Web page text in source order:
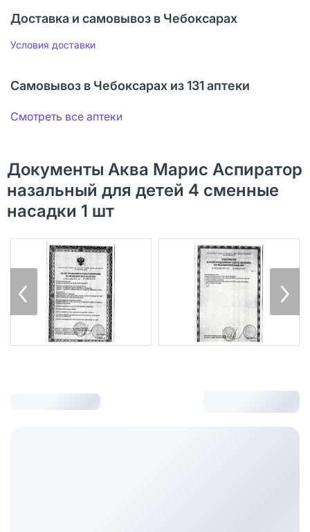
Доставка и самовывоз в Чебоксарах
Условия доставки
Самовывоз в Чебоксарах из 131 аптеки
Смотреть все аптеки
Документы Аква Марис Аспиратор
назальный для детей 4 сменные
насадки 1 шт